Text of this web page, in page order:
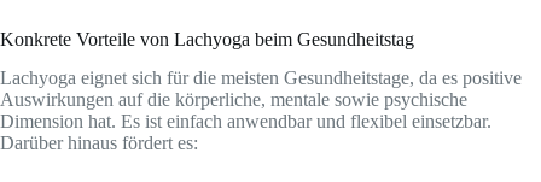
Konkrete Vorteile von Lachyoga beim Gesundheitstag
Lachyoga eignet sich für die meisten Gesundheitstage, da es positive
Auswirkungen auf die körperliche, mentale sowie psychische
Dimension hat. Es ist einfach anwendbar und flexibel einsetzbar.
Darüber hinaus fördert es: